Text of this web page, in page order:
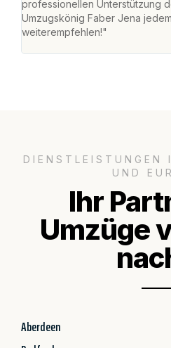
professionellen Unterstützung
Umzugskönig Faber Jena
weiterempfehlen!"
DIENSTLEISTUNGEN
UND
Ihr
Umzüge
Aberdeen